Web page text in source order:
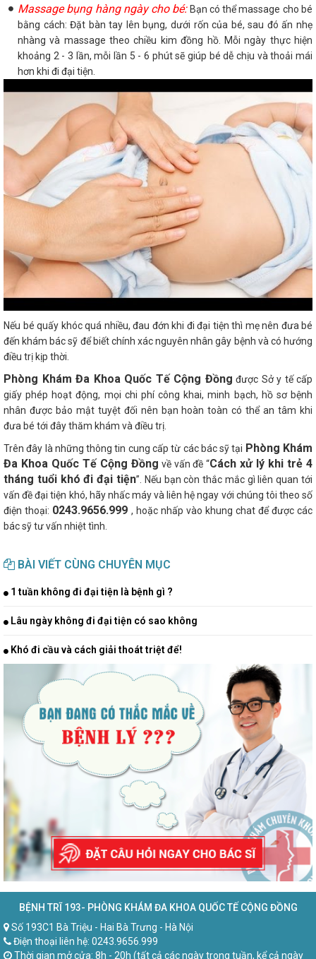
Massage bụng hàng ngày cho bé:Bạn có thể massage cho bé
bằng cách: Đặt bàn tay lên bụng, dưới rốn của bé, sau đó ấn nhẹ
nhàng và massage theo chiều kim đồng hồ. Mỗi ngày thực hiện
khoảng 2 - 3 lần, mỗi lần 5 - 6 phút sẽ giúp bé dễ chịu và thoải mái
hơn khi đi đại tiện.
Nếu bé quấy khóc quá nhiều, đau đớn khi đi đại tiện thì mẹ nên đưa bé
đến khám bác sỹ để biết chính xác nguyên nhân gây bệnh và có hướng
điều trị kịp thời.
Phòng Khám Đa Khoa Quốc Tế Cộng Đồng được Sở y tế cấp
giấy phép hoạt động, mọi chi phí công khai, minh bạch, hồ sơ bệnh
nhân được bảo mật tuyệt đối nên bạn hoàn toàn có thể an tâm khi
đưa bé tới đây thăm khám và điều trị.
Trên đây là những thông tin cung cấp từ các bác sỹ tại Phòng Khám
Đa Khoa Quốc Tế Cộng Đồng về vấn đề “Cách xử lý khi trẻ 4
tháng tuổi khó đi đại tiện”. Nếu bạn còn thắc mắc gì liên quan tới
vấn đề đại tiện khó, hãy nhấc máy và liên hệ ngay với chúng tôi theo số
điện thoại: 0243.9656.999 , hoặc nhấp vào khung chat để được các
bác sỹ tư vấn nhiệt tình.
BÀI VIẾT CÙNG CHUYÊN MỤC
1 tuần không đi đại tiện là bệnh gì ?
Lâu ngày không đi đại tiện có sao không
Khó đi cầu và cách giải thoát triệt để!
BỆNH TRĨ 193- PHÒNG KHÁM ĐA KHOA QUỐC TẾ CỘNG ĐỒNG
Số 193C1 Bà Triệu - Hai Bà Trưng - Hà Nội
Điện thoại liên hệ: 0243.9656.999
Thời gian mở cửa: 8h - 20h (tất cả các ngày trong tuần, kể cả ngày